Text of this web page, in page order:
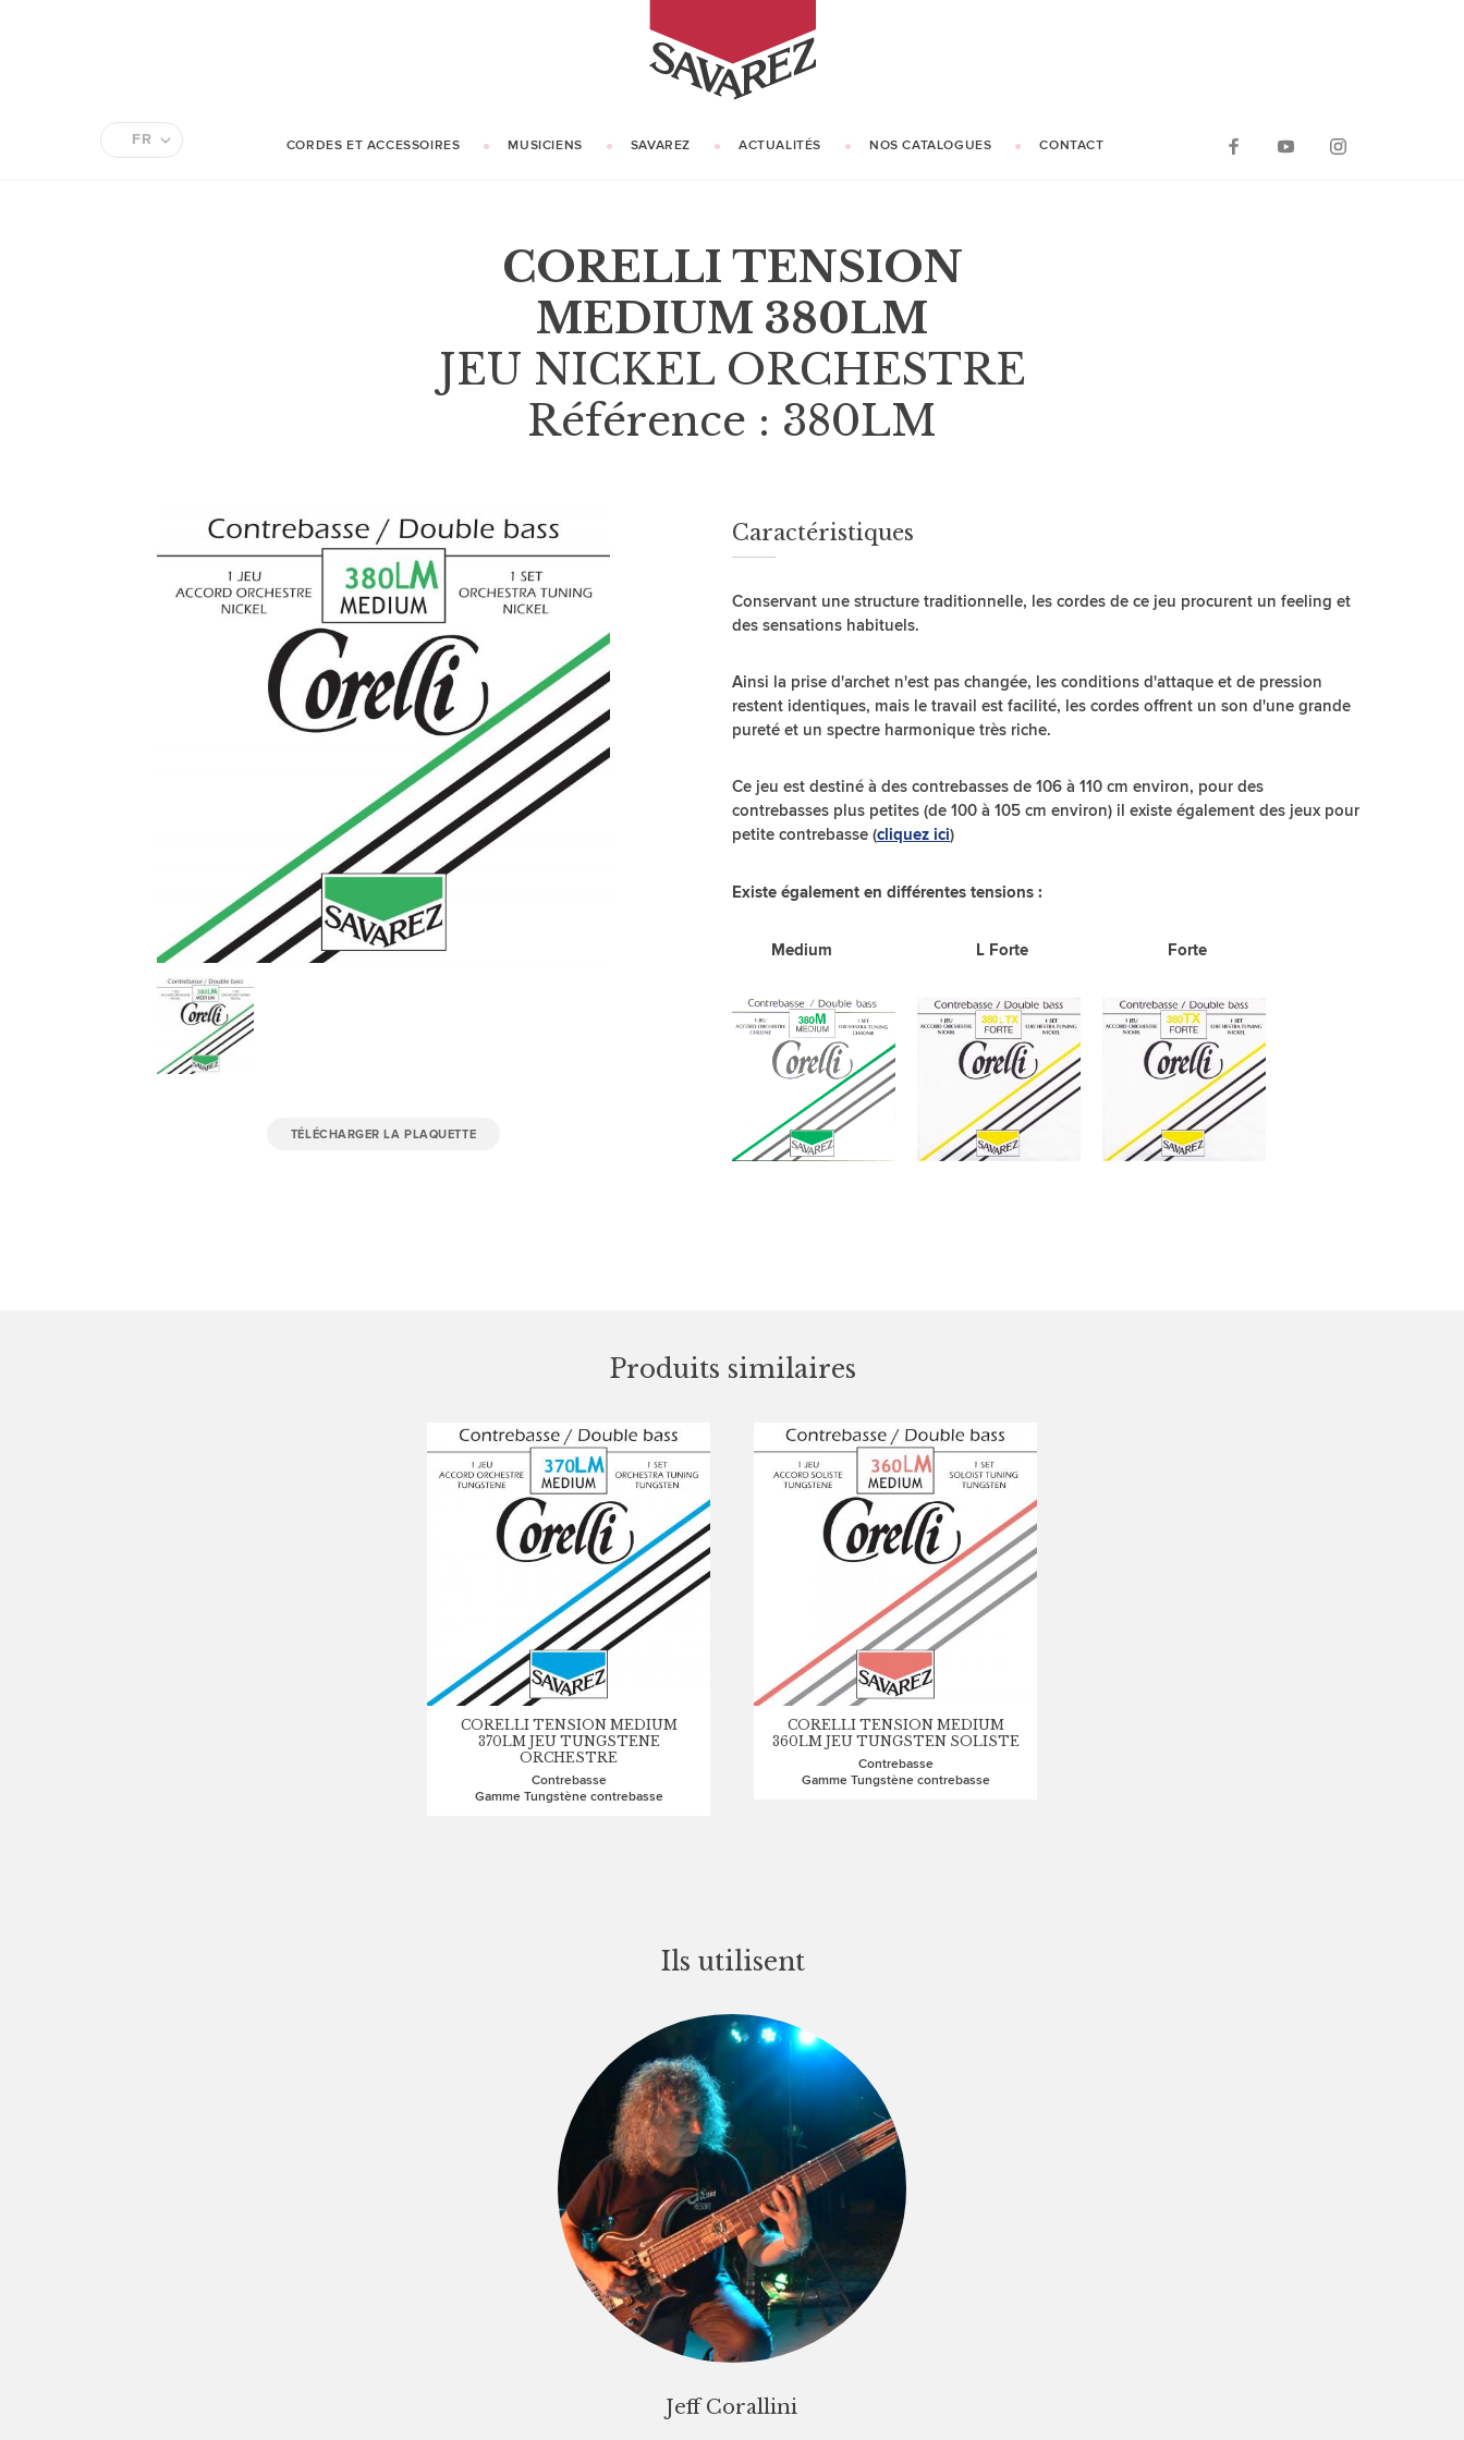
FR CORDES ET ACCESSOIRES MUSICIENS SAVAREZ ACTUALITÉS NOS CATALOGUES CONTACT
CORELLI TENSION
MEDIUM 380LM
JEU NICKEL ORCHESTRE
Référence : 380LM
TÉLÉCHARGER LA PLAQUETTE
Caractéristiques
Conservant une structure traditionnelle, les cordes de ce jeu procurent un feeling et
des sensations habituels.
Ainsi la prise d'archet n'est pas changée, les conditions d'attaque et de pression
restent identiques, mais le travail est facilité, les cordes offrent un son d'une grande
pureté et un spectre harmonique très riche.
Ce jeu est destiné à des contrebasses de 106 à 110 cm environ, pour des
contrebasses plus petites (de 100 à 105 cm environ) il existe également des jeux pour
petite contrebasse (cliquez ici)
Existe également en différentes tensions :
Medium L Forte Forte
Produits similaires
CORELLI TENSION MEDIUM
370LM JEU TUNGSTENE
ORCHESTRE
Contrebasse
Gamme Tungstène contrebasse
CORELLI TENSION MEDIUM
360LM JEU TUNGSTEN SOLISTE
Contrebasse
Gamme Tungstène contrebasse
Ils utilisent
Jeff Corallini